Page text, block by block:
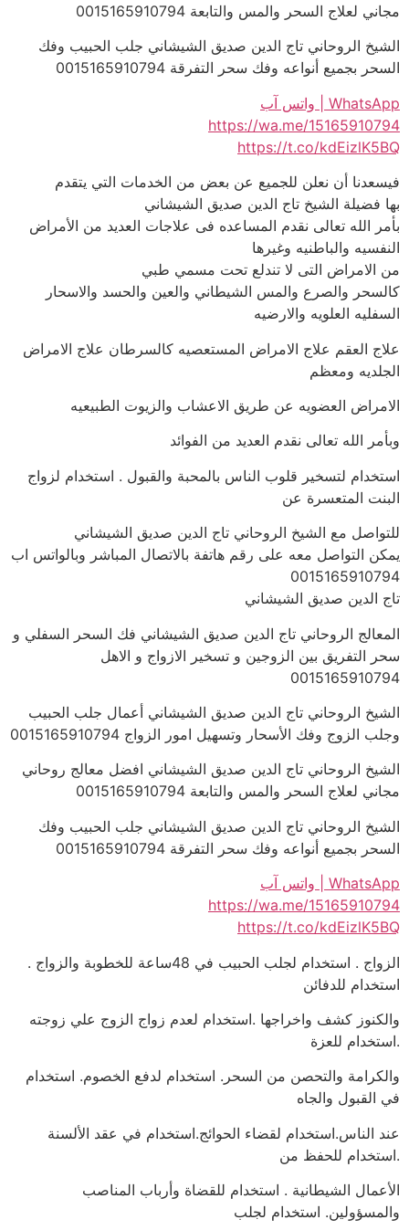
مجاني لعلاج السحر والمس والتابعة 0015165910794
الشيخ الروحاني تاج الدين صديق الشيشاني جلب الحبيب وفك
السحر بجميع أنواعه وفك سحر التفرقة 0015165910794
WhatsApp | واتس آب
https://wa.me/15165910794
https://t.co/kdEizlK5BQ
فيسعدنا أن نعلن للجميع عن بعض من الخدمات التي يتقدم
بها فضيلة الشيخ تاج الدين صديق الشيشاني
بأمر الله تعالى نقدم المساعده فى علاجات العديد من الأمراض
النفسيه والباطنيه وغيرها
من الامراض التى لا تندلع تحت مسمي طبي
كالسحر والصرع والمس الشيطاني والعين والحسد والاسحار
السفليه العلويه والارضيه
علاج العقم علاج الامراض المستعصيه كالسرطان علاج الامراض
الجلديه ومعظم
الامراض العضويه عن طريق الاعشاب والزيوت الطبيعيه
وبأمر الله تعالى نقدم العديد من الفوائد
استخدام لتسخير قلوب الناس بالمحبة والقبول . استخدام لزواج
البنت المتعسرة عن
للتواصل مع الشيخ الروحاني تاج الدين صديق الشيشاني
يمكن التواصل معه على رقم هاتفة بالاتصال المباشر وبالواتس اب
0015165910794
تاج الدين صديق الشيشاني
المعالج الروحاني تاج الدين صديق الشيشاني فك السحر السفلي و
سحر التفريق بين الزوجين و تسخير الازواج و الاهل
0015165910794
الشيخ الروحاني تاج الدين صديق الشيشاني أعمال جلب الحبيب
وجلب الزوج وفك الأسحار وتسهيل امور الزواج 0015165910794
الشيخ الروحاني تاج الدين صديق الشيشاني افضل معالج روحاني
مجاني لعلاج السحر والمس والتابعة 0015165910794
الشيخ الروحاني تاج الدين صديق الشيشاني جلب الحبيب وفك
السحر بجميع أنواعه وفك سحر التفرقة 0015165910794
WhatsApp | واتس آب
https://wa.me/15165910794
https://t.co/kdEizlK5BQ
الزواج . استخدام لجلب الحبيب في 48ساعة للخطوبة والزواج .
استخدام للدفائن
والكنوز كشف واخراجها .استخدام لعدم زواج الزوج علي زوجته
.استخدام للعزة
والكرامة والتحصن من السحر. استخدام لدفع الخصوم. استخدام
في القبول والجاه
عند الناس.استخدام لقضاء الحوائج.استخدام في عقد الألسنة
.استخدام للحفظ من
الأعمال الشيطانية . استخدام للقضاة وأرباب المناصب
والمسؤولين. استخدام لجلب